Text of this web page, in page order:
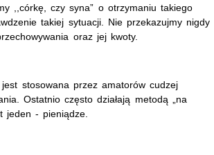
,,córkę, czy syna” o otrzymaniu takiego
takiej sytuacji. Nie przekazujmy nigdy
oraz jej kwoty.
stosowana przez amatorów cudzej
Ostatnio często działają metodą „na
jeden - pieniądze.